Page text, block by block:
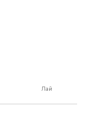
Лай